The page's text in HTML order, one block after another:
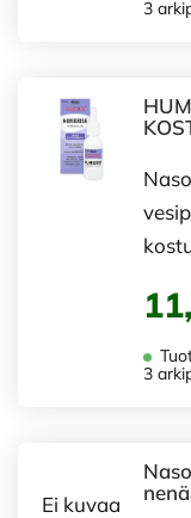
3
3
Ei kuvaa